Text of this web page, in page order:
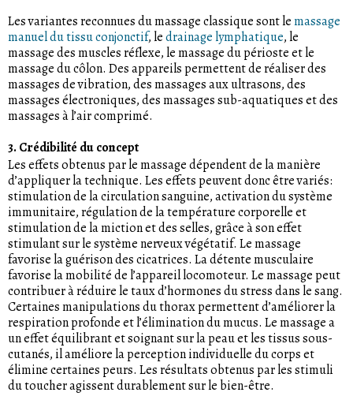
Les variantes reconnues du massage classique sont lemassage
manuel du tissu conjonctif, ledrainage lymphatique, le
massage des muscles réflexe, le massage du périoste et le
massage du côlon. Des appareils permettent de réaliser des
massages de vibration, des massages aux ultrasons, des
massages électroniques, des massages sub-aquatiques et des
massages à l’air comprimé.
3. Crédibilité du concept
Les effets obtenus par le massage dépendent de la manière
d’appliquer la technique. Les effets peuvent donc être variés:
stimulation de la circulation sanguine, activation du système
immunitaire, régulation de la température corporelle et
stimulation de la miction et des selles, grâce à son effet
stimulant sur le système nerveux végétatif. Le massage
favorise la guérison des cicatrices. La détente musculaire
favorise la mobilité de l’appareil locomoteur. Le massage peut
contribuer à réduire le taux d’hormones du stress dans le sang.
Certaines manipulations du thorax permettent d’améliorer la
respiration profonde et l’élimination du mucus. Le massage a
un effet équilibrant et soignant sur la peau et les tissus sous-
cutanés, il améliore la perception individuelle du corps et
élimine certaines peurs. Les résultats obtenus par les stimuli
du toucher agissent durablement sur le bien-être.